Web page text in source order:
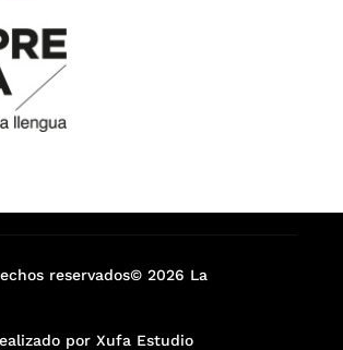
reservados© 2026 La
por Xufa Estudio